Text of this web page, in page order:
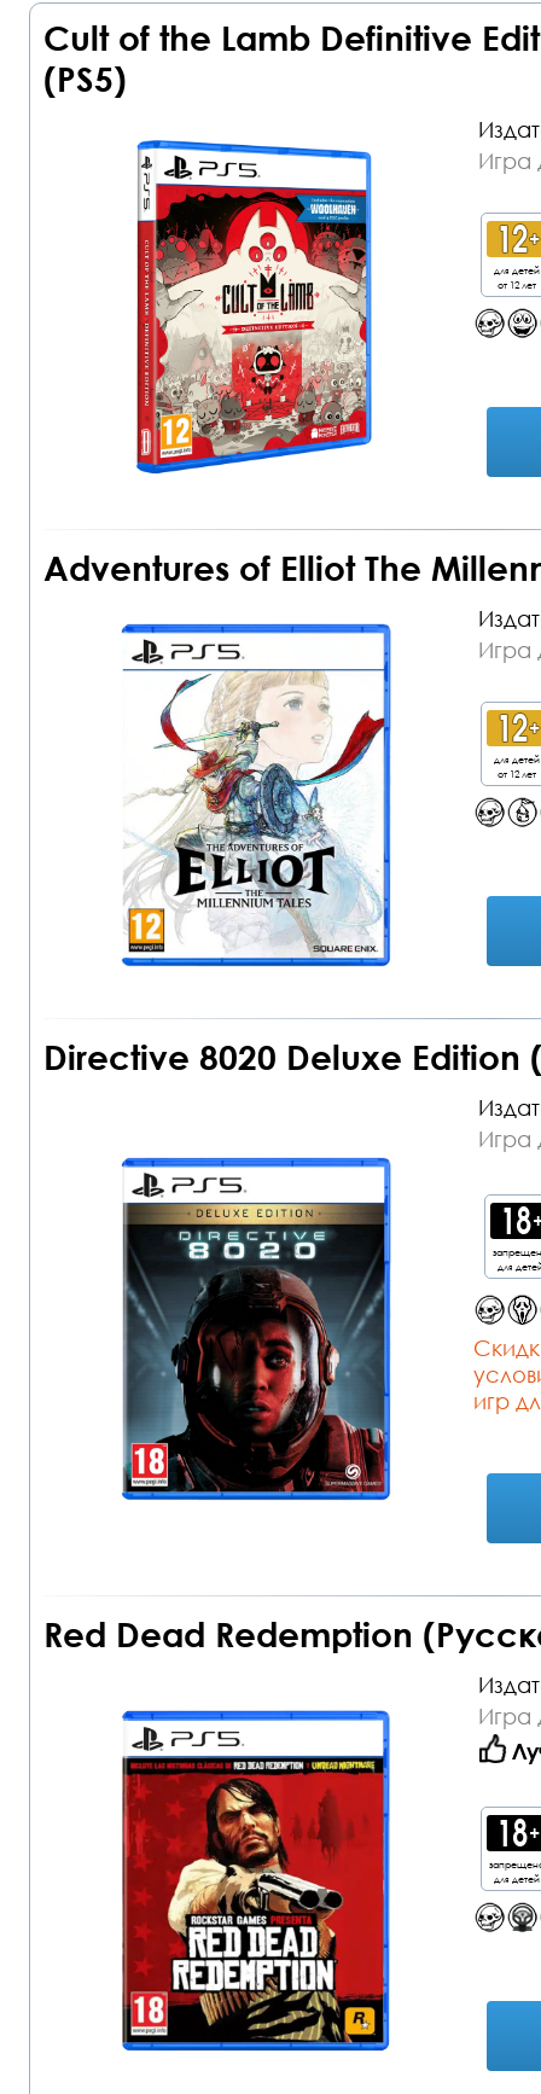
Cult of the Lamb Definitive
(PS5)
Игра
для детей
от 12 лет
Adventures of Elliot The
Игра
для детей
от 12 лет
Directive 8020 Deluxe Edition
Игра
для
игр
Red Dead Redemption
Игра
для детей